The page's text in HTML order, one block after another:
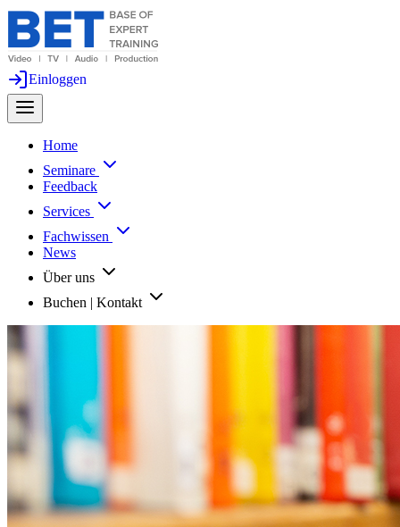
Einloggen
Home
Seminare
Feedback
Services
Fachwissen
News
Über uns
Buchen | Kontakt